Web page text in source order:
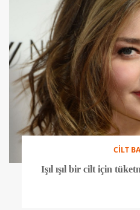
CİLT
Işıl ışıl bir cilt için